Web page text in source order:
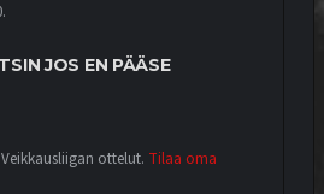
JOS EN PÄÄSE
ottelut. Tilaa oma